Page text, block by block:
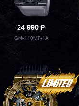
24 990P
GM-110MF-1A